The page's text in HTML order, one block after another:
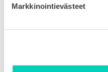
Markkinointievästeet